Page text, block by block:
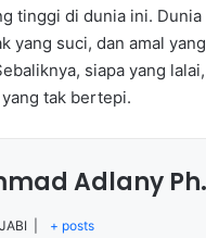
tinggi di dunia ini. Dunia
yang suci, dan amal
siapa yang
tak bertepi.
Adlany
+ posts